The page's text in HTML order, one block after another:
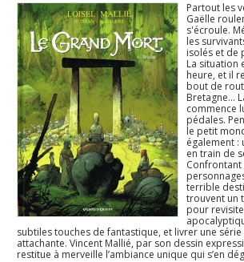
Partout les
Gaëlle
s'écroule.
les
isolés et de
La situation
heure, et il
bout de
Bretagne...
commence
pédales.
le petit
également :
en train de
Confrontant
terrible
trouvent un
pour
subtiles touches de fantastique, et livrer une
attachante. Vincent Mallié, par son dessin
restitue à merveille l’ambiance unique qui s’en